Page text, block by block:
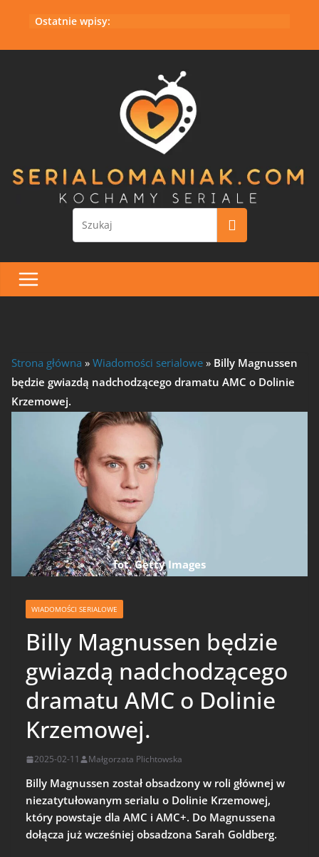
Ostatnie wpisy:
Strona główna » Wiadomości serialowe » Billy Magnussen
będzie gwiazdą nadchodzącego dramatu AMC o Dolinie
Krzemowej.
fot. Getty Images
WIADOMOŚCI SERIALOWE
Billy Magnussen będzie
gwiazdą nadchodzącego
dramatu AMC o Dolinie
Krzemowej.
2025-02-11 Małgorzata Plichtowska
Billy Magnussen został obsadzony w roli głównej w
niezatytułowanym serialu o Dolinie Krzemowej,
który powstaje dla AMC i AMC+. Do Magnussena
dołącza już wcześniej obsadzona Sarah Goldberg.